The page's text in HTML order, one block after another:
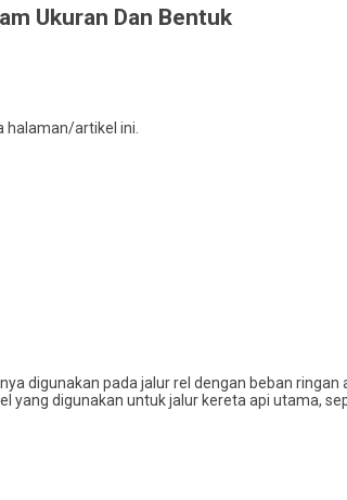
Ukuran Dan Bentuk
halaman/artikel ini.
digunakan pada jalur rel dengan beban
yang digunakan untuk jalur kereta api utama,